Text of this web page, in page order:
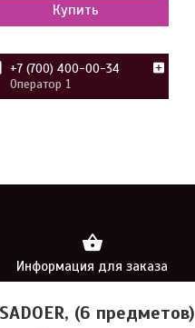
Купить
+7 (700) 400-00-34
Оператор 1
Информация для заказа
(6 предметов)